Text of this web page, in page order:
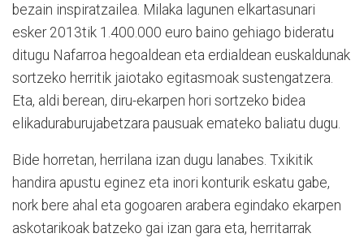
bezain inspiratzailea. Milaka lagunen elkartasunari
esker 2013tik 1.400.000 euro baino gehiago bideratu
ditugu Nafarroa hegoaldean eta erdialdean euskaldunak
sortzeko herritik jaiotako egitasmoak sustengatzera.
Eta, aldi berean, diru-ekarpen hori sortzeko bidea
elikaduraburujabetzara pausuak emateko baliatu dugu.
Bide horretan, herrilana izan dugu lanabes. Txikitik
handira apustu eginez eta inori konturik eskatu gabe,
nork bere ahal eta gogoaren arabera egindako ekarpen
askotarikoak batzeko gai izan gara eta, herritarrak